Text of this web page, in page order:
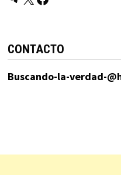
CONTACTO
Buscando-la-verdad-